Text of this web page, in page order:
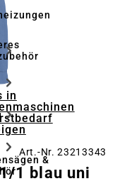
in
&
Art.-Nr. 23213343
1 blau uni